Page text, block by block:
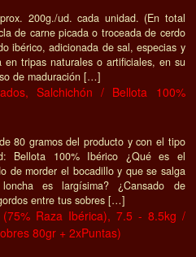
200g./ud. cada unidad. (En total
de carne picada o troceada de cerdo
ibérico, adicionada de sal, especias y
en tripas naturales o artificiales, en su
de maduración […]
Salchichón / Bellota 100%
80 gramos del producto y con el tipo
Bellota 100% Ibérico ¿Qué es el
de morder el bocadillo y que se salga
es largísima? ¿Cansado de
entre tus sobres […]
Raza Ibérica), 7.5 - 8.5kg /
80gr + 2xPuntas)